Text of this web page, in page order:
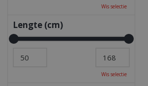
Wis selectie
Lengte (cm)
Wis selectie